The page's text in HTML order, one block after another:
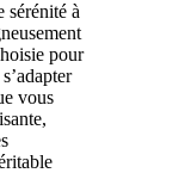
sérénité à
pour
vous